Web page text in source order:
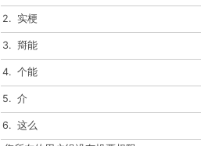
2. 实梗
3. 搿能
4. 个能
5. 介
6. 这么